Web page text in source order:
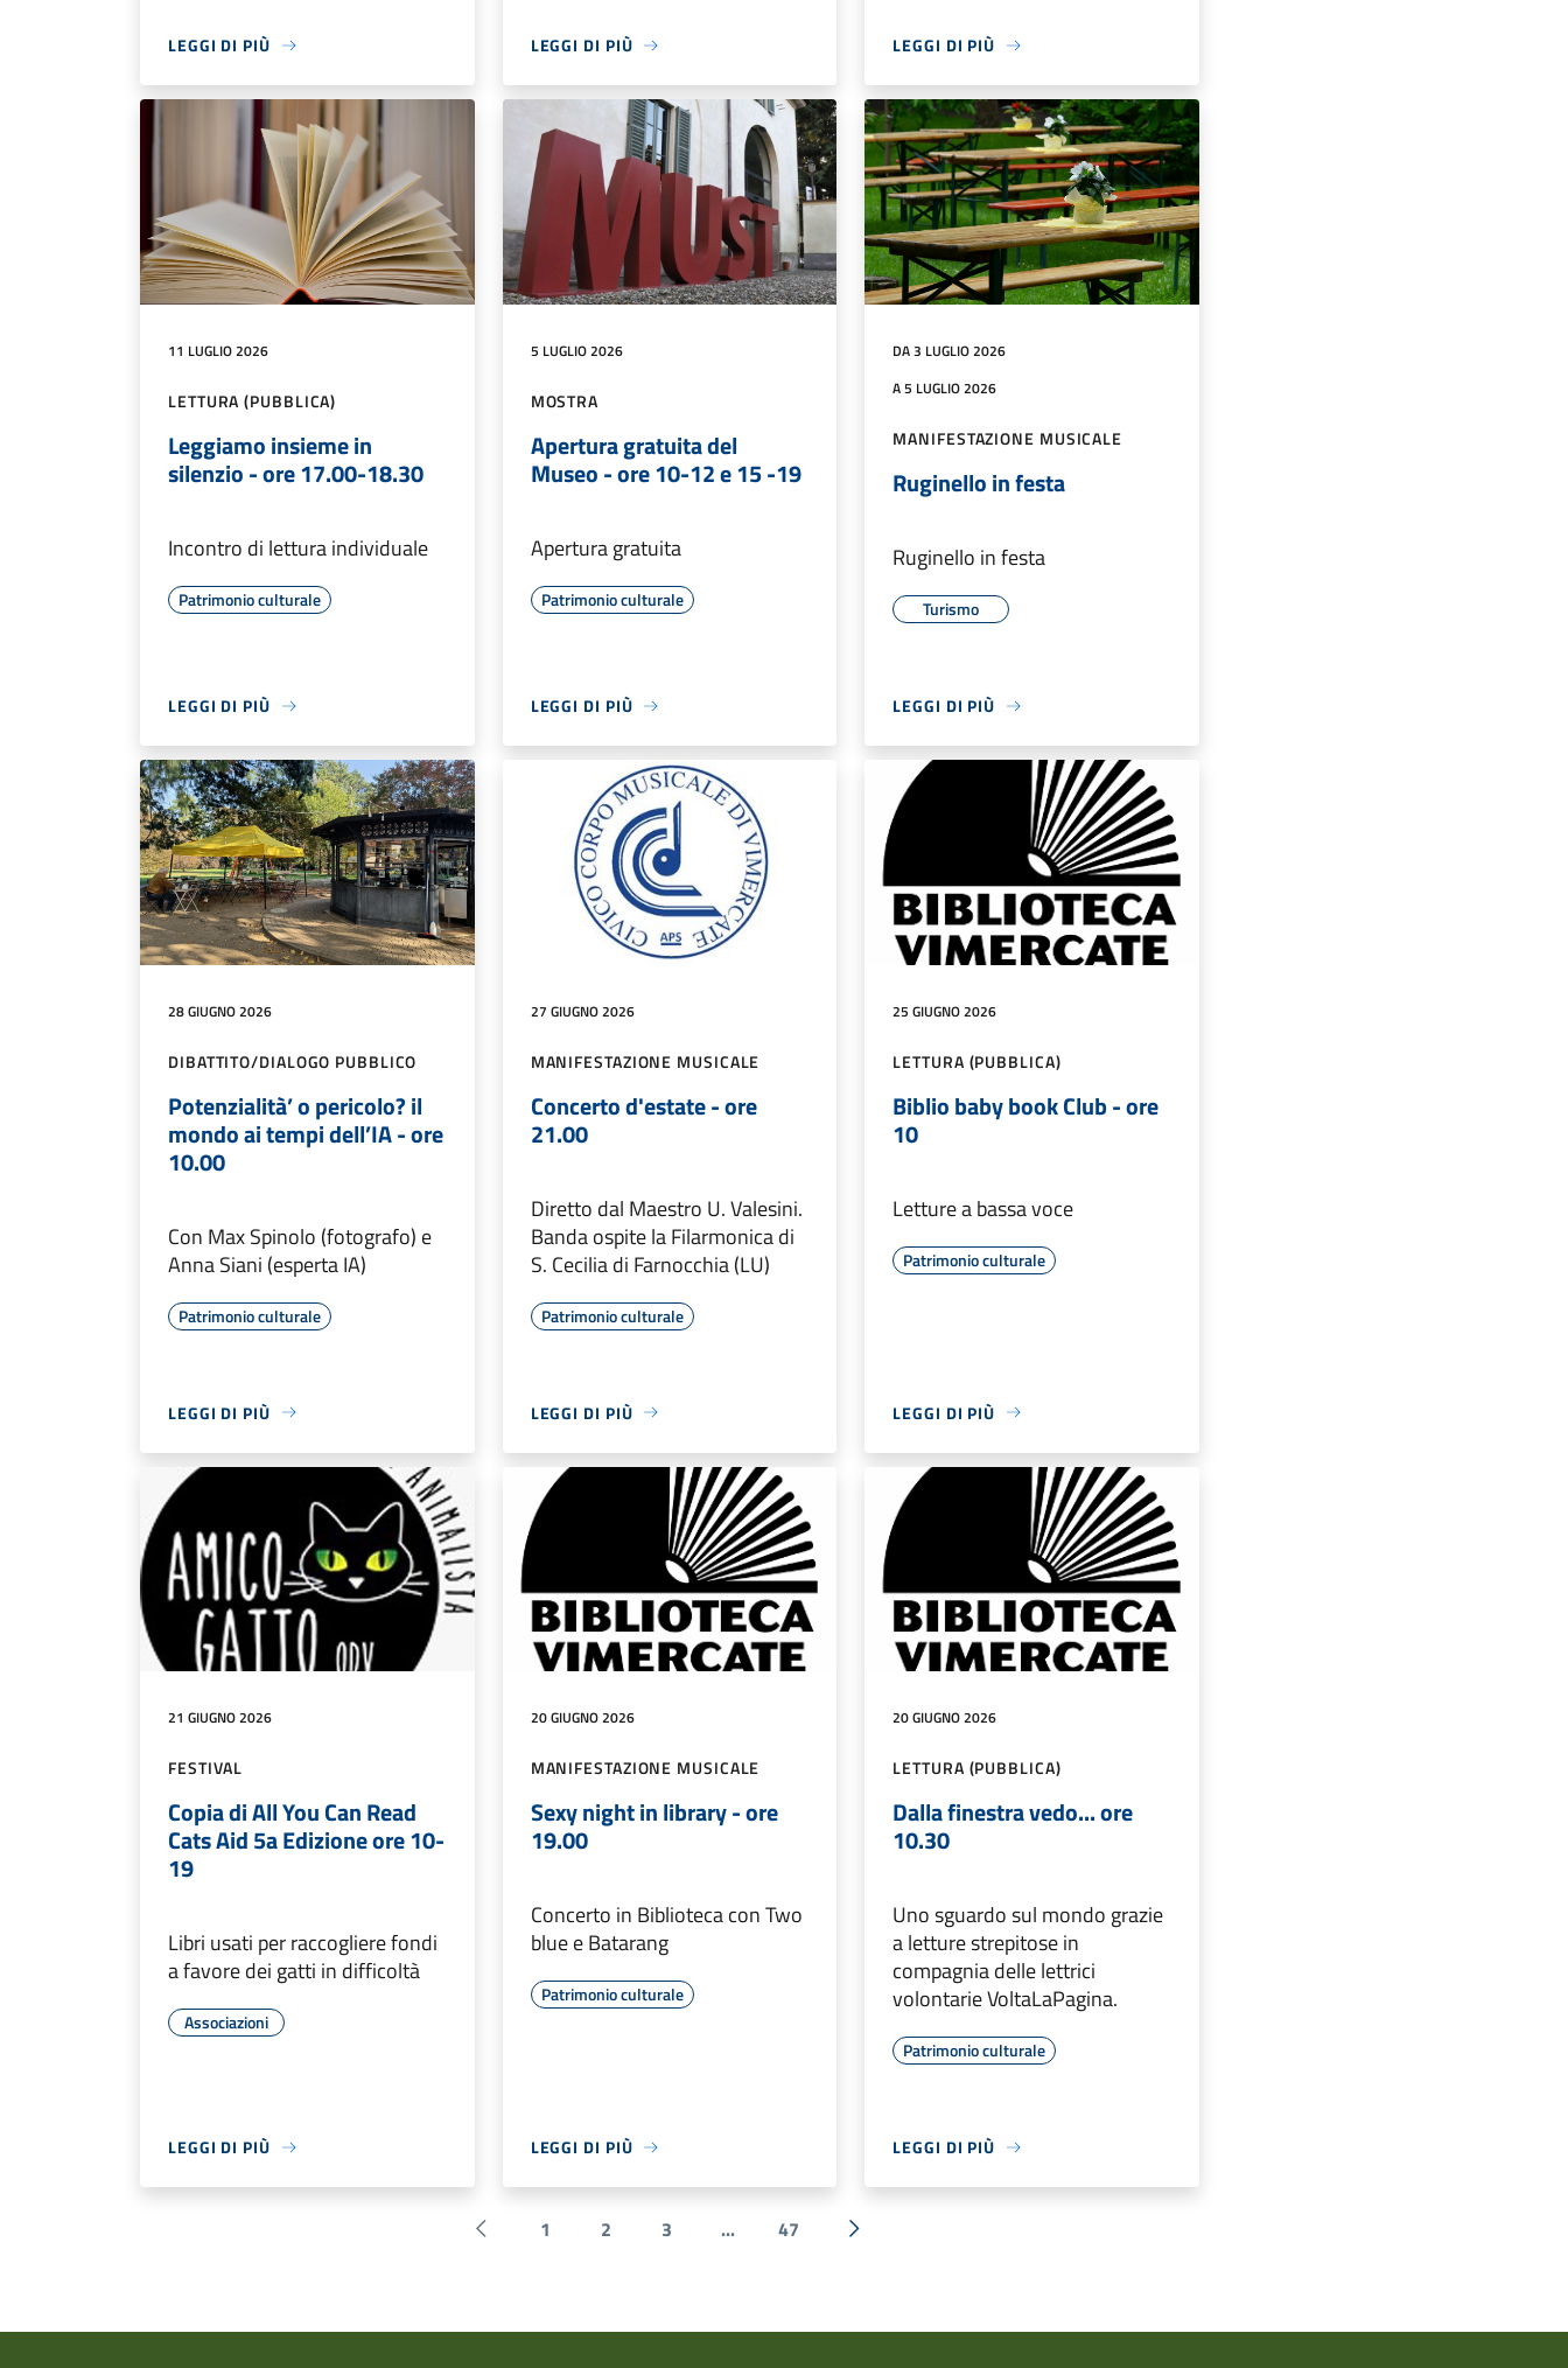
LEGGI DI PIÙ LEGGI DI PIÙ LEGGI DI PIÙ
11 LUGLIO 2026
LETTURA (PUBBLICA)
Leggiamo insieme in
silenzio - ore 17.00-18.30
Incontro di lettura individuale
Patrimonio culturale
LEGGI DI PIÙ
5 LUGLIO 2026
MOSTRA
Apertura gratuita del
Museo - ore 10-12 e 15 -19
Apertura gratuita
Patrimonio culturale
LEGGI DI PIÙ
DA 3 LUGLIO 2026
A 5 LUGLIO 2026
MANIFESTAZIONE MUSICALE
Ruginello in festa
Ruginello in festa
Turismo
LEGGI DI PIÙ
28 GIUGNO 2026
DIBATTITO/DIALOGO PUBBLICO
Potenzialità’ o pericolo? il
mondo ai tempi dell’IA - ore
10.00
Con Max Spinolo (fotografo) e
Anna Siani (esperta IA)
Patrimonio culturale
LEGGI DI PIÙ
27 GIUGNO 2026
MANIFESTAZIONE MUSICALE
Concerto d'estate - ore
21.00
Diretto dal Maestro U. Valesini.
Banda ospite la Filarmonica di
S. Cecilia di Farnocchia (LU)
Patrimonio culturale
LEGGI DI PIÙ
25 GIUGNO 2026
LETTURA (PUBBLICA)
Biblio baby book Club - ore
10
Letture a bassa voce
Patrimonio culturale
LEGGI DI PIÙ
21 GIUGNO 2026
FESTIVAL
Copia di All You Can Read
Cats Aid 5a Edizione ore 10-
19
Libri usati per raccogliere fondi
a favore dei gatti in difficoltà
Associazioni
LEGGI DI PIÙ
20 GIUGNO 2026
MANIFESTAZIONE MUSICALE
Sexy night in library - ore
19.00
Concerto in Biblioteca con Two
blue e Batarang
Patrimonio culturale
LEGGI DI PIÙ
20 GIUGNO 2026
LETTURA (PUBBLICA)
Dalla finestra vedo... ore
10.30
Uno sguardo sul mondo grazie
a letture strepitose in
compagnia delle lettrici
volontarie VoltaLaPagina.
Patrimonio culturale
LEGGI DI PIÙ
Pagina precedente
1 2 3 ... 47
Successiva »